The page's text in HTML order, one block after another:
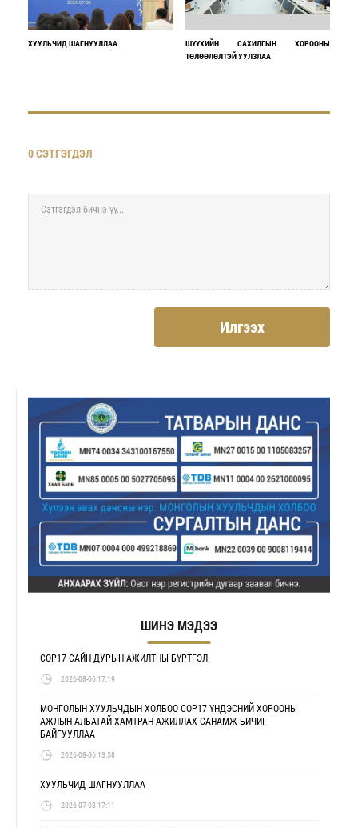
ХУУЛЬЧИД ШАГНУУЛЛАА
ШҮҮХИЙН САХИЛГЫН ХОРООНЫ
ТӨЛӨӨЛӨЛТЭЙ УУЛЗЛАА
0 СЭТГЭГДЭЛ
Илгээх
ШИНЭ МЭДЭЭ
COP17 САЙН ДУРЫН АЖИЛТНЫ БҮРТГЭЛ
2026-08-06 17:19
МОНГОЛЫН ХУУЛЬЧДЫН ХОЛБОО COP17 ҮНДЭСНИЙ ХОРООНЫ
АЖЛЫН АЛБАТАЙ ХАМТРАН АЖИЛЛАХ САНАМЖ БИЧИГ
БАЙГУУЛЛАА
2026-08-06 13:58
ХУУЛЬЧИД ШАГНУУЛЛАА
2026-07-08 17:11